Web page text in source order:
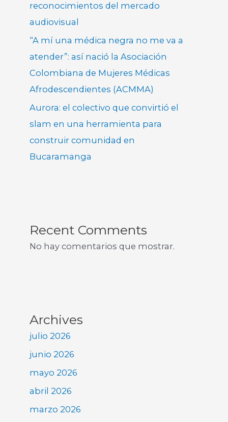
reconocimientos del mercado
audiovisual
“A mí una médica negra no me va a
atender”: así nació la Asociación
Colombiana de Mujeres Médicas
Afrodescendientes (ACMMA)
Aurora: el colectivo que convirtió el
slam en una herramienta para
construir comunidad en
Bucaramanga
Recent Comments
No hay comentarios que mostrar.
Archives
julio 2026
junio 2026
mayo 2026
abril 2026
marzo 2026